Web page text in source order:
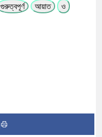
গুরুত্বপূর্ণ আয়াত
ও